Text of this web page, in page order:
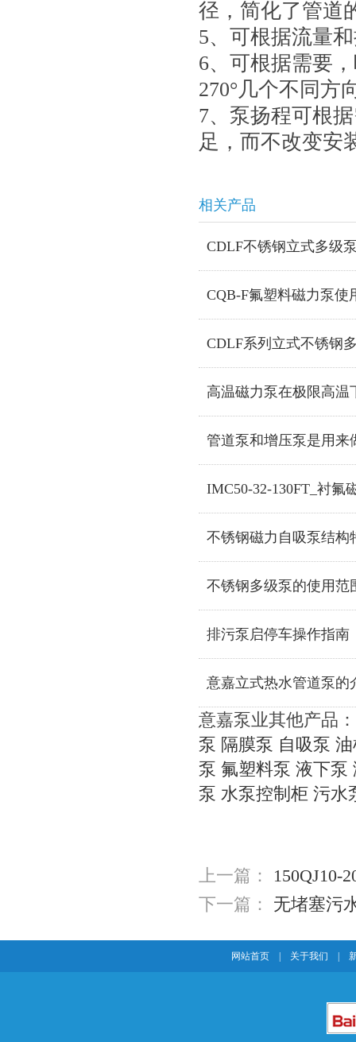
径，简化了管道
5、可根据流量
6、可根据需要
270°几个不同方
7、泵扬程可根
足，而不改变安
相关产品
CDLF不锈钢立式多级
CQB-F氟塑料磁力泵使
CDLF系列立式不锈钢
高温磁力泵在极限高温
管道泵和增压泵是用来
IMC50-32-130FT_衬氟
不锈钢磁力自吸泵结构
不锈钢多级泵的使用范
排污泵启停车操作指南
意嘉立式热水管道泵的
意嘉泵业其他产品：
泵 隔膜泵 自吸泵
泵 氟塑料泵 液下泵
泵 水泵控制柜 污水
上一篇： 150QJ10-
下一篇： 无堵塞污
网站首页 关于我们